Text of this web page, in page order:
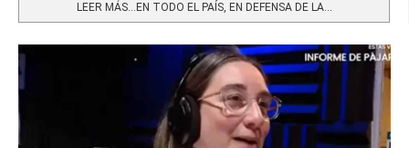
LEER MÁS…EN TODO EL PAÍS, EN DEFENSA DE LA...